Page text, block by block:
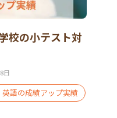
校の小テスト対
日
英語の成績アップ実績